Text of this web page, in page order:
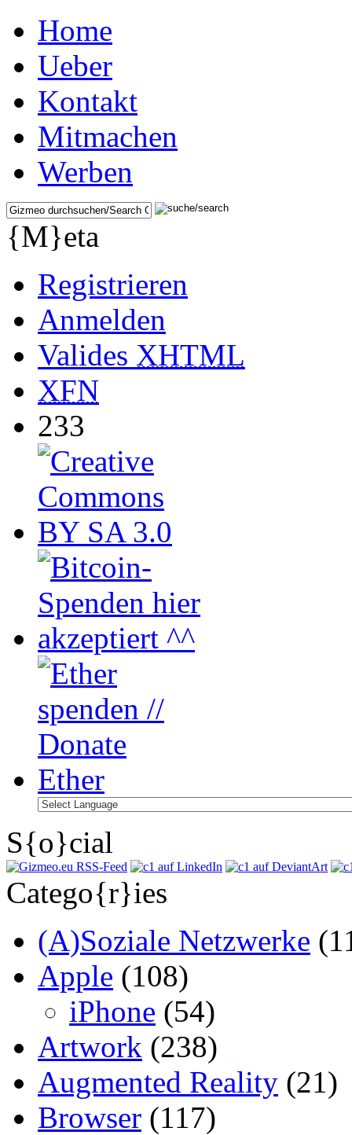
Home
Ueber
Kontakt
Mitmachen
Werben
{M}eta
Registrieren
Anmelden
Valides XHTML
XFN
233
S{o}cial
Catego{r}ies
(A)Soziale Netzwerke
Apple (108)
iPhone (54)
Artwork (238)
Augmented Reality (21)
Browser (117)